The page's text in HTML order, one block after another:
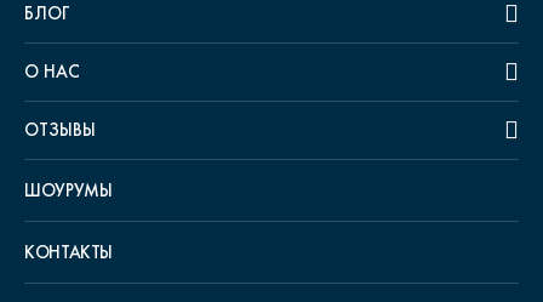
БЛОГ
О НАС
ОТЗЫВЫ
ШОУРУМЫ
КОНТАКТЫ